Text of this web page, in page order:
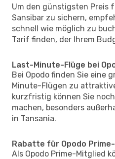
Um den günstigsten Preis
Sansibar zu sichern,
schnell wie möglich zu
Tarif finden, der Ihrem
Last-Minute-Flüge bei
Bei Opodo finden Sie eine
Minute-Flügen zu
kurzfristig können Sie
machen, besonders
in Tansania.
Rabatte für Opodo
Als Opodo Prime-Mitglied